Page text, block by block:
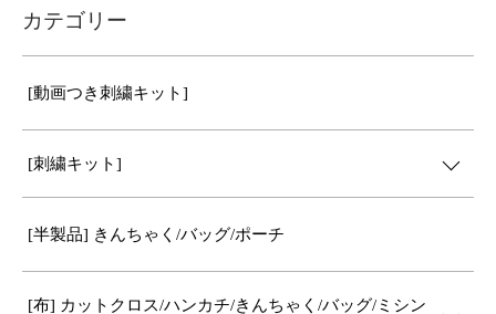
カテゴリー
[動画つき刺繍キット]
[刺繍キット]
[半製品] きんちゃく/バッグ/ポーチ
[布] カットクロス/ハンカチ/きんちゃく/バッグ/ミシン